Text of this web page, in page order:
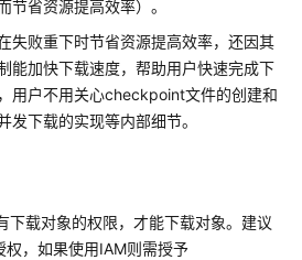
节省资源提高效率）。
失败重下时节省资源提高效率，还因其
能加快下载速度，帮助用户快速完成下
用户不用关心checkpoint文件的创建和
发下载的实现等内部细节。
下载对象的权限，才能下载对象。建议
，如果使用IAM则需授予